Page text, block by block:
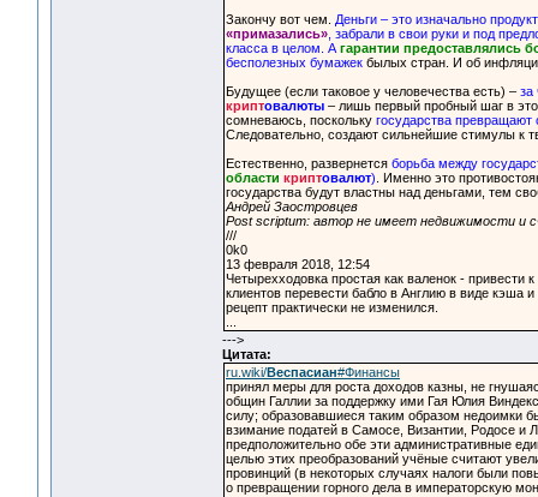
Закончу вот чем. Деньги – это изначально
«примазались» , забрали в свои руки и под
класса в целом. А гарантии предоставлялись
бесполезных бумажек былых стран. И об
Будущее (если таковое у человечества есть) – за
криптовалюты – лишь первый пробный шаг в
сомневаюсь, поскольку государства превращают
Следовательно, создают сильнейшие стимулы к
Естественно, развернется борьба между
области криптовалют) . Именно это
государства будут властны над деньгами, тем
Андрей Заостровцев
Post scriptum: автор не имеет недвижимости и
///
0k0
13 февраля 2018, 12:54
Четырехходовка простая как валенок - привести
клиентов перевести бабло в Англию в виде кэша
рецепт практически не изменился.
--->
Цитата:
ru.wiki/Веспасиан#Финансы
принял меры для роста доходов казны, не
общин Галлии за поддержку ими Гая Юлия
силу; образовавшиеся таким образом недоимки
взимание податей в Самосе, Византии, Родосе и
предположительно обе эти административные
целью этих преобразований учёные считают
провинций (в некоторых случаях налоги были
о превращении горного дела в императорскую